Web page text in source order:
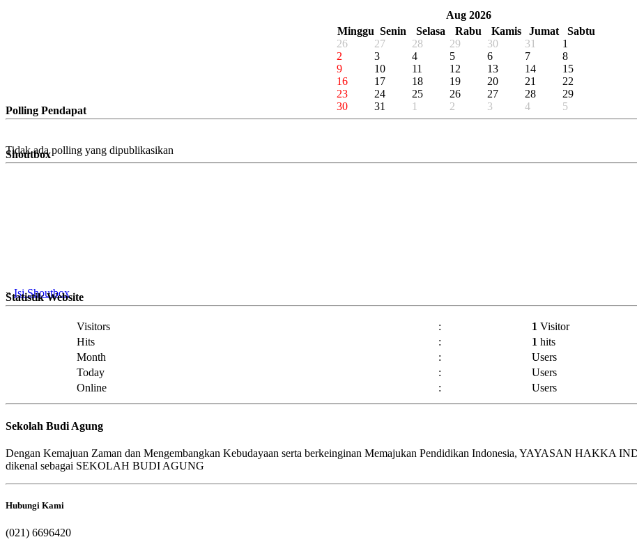
Aug 2026
Minggu Senin Selasa Rabu Kamis Jumat
Sabtu
26
27 28 29 30 31
1
2
3 4 5 6 7
8
9
10 11 12 13 14
15
16
17 18 19 20 21
22
23
24 25 26 27 28
29
30
31 1 2 3 4 5
Polling Pendapat
Tidak ada polling yang dipublikasikan
Shoutbox
»Isi Shoutbox
Statistik Website
Visitors : 1 Visitor
Hits
: 1 hits
Month
:
Users
Today
:
Users
Online
: Users
Sekolah Budi Agung
Dengan Kemajuan Zaman dan Mengembangkan Kebudayaan serta berkeinginan Memajukan Pendidikan Indonesia, YAYASAN HAKKA
dikenal sebagai SEKOLAH BUDI AGUNG
Hubungi Kami
(021) 6696420